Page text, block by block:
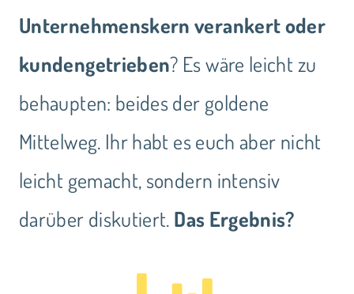
Unternehmenskern verankert oder
kundengetrieben? Es wäre leicht zu
behaupten: beides der goldene
Mittelweg. Ihr habt es euch aber nicht
leicht gemacht, sondern intensiv
darüber diskutiert. Das Ergebnis?